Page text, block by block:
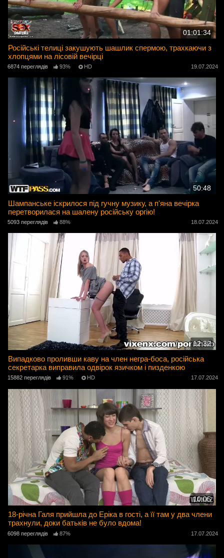
01:01:34
Російські телиці закушують шашлик спермою, трахкаючи з
хлопцями на лісовій вечірці
6874 переглядів 93% HD 19.07.2024
50:48
Шампанське іскрилося під гучну музику, а п'яна вечірка
перетворилася на шалену російську оргію!
5093 переглядів 88% 18.07.2024
12:32
Випадково проливши каву на член негра-боса, російська
секретарка виправила одвірок язичком і пизденкою
15882 переглядів 91% HD 17.07.2024
10:05
18-річна Галя прийшла до Еріка в гості, а її там у два члени
трахнули, доки батьків не було вдома!
6098 переглядів 87% 17.07.2024